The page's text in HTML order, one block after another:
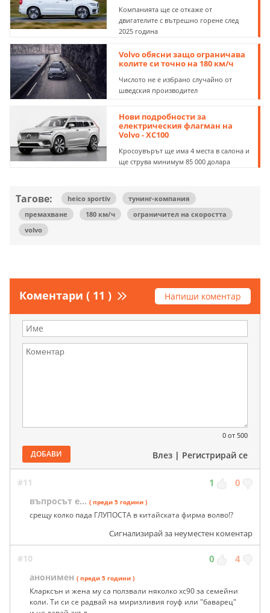
Компанията ще се откаже от
двигателите с вътрешно горене след
2025 година
Volvo обясни защо ограничава
колите си точно на 180 км/ч
Числото не е избрано случайно от
шведския производител
Нови подробности за
електрическия флагман на
Volvo - XC100
Кросоувърът ще има 4 места в салона и
ще струва минимум 85 000 долара
Тагове: heico sportiv
тунинг-компания
премахване
180 км/ч
ограничител на скоростта
volvo
Коментари ( 11 ) Напиши коментар
0 от 500
ДОБАВИ Влез | Регистрирай се
#11 1 0
въпросът е... ( преди 5 години )
срещу колко пада ГЛУПОСТА в китайската фирма волво!?
Сигнализирай за неуместен коментар
#10 0 4
анонимен ( преди 5 години )
Кларксън и жена му са ползвали няколко xc90 за семейни
коли. Ти си се радвай на миризливия гоуф или "баварец"